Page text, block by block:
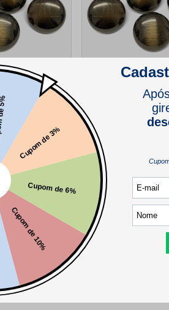
pacote
(1)
Botao Redondo
BTP1600 12mm
R$
italiano de flor de 28mm. Ideal
é perfeito para destacar